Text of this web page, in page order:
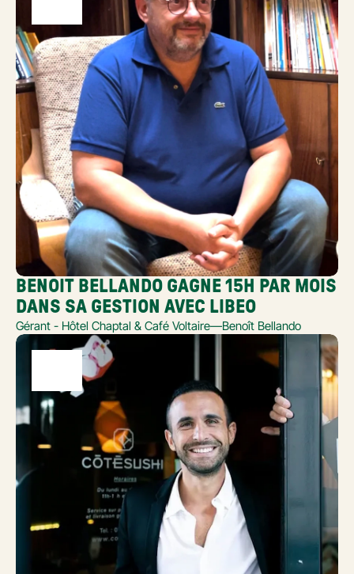
BENOIT BELLANDO GAGNE 15H PAR MOIS
DANS SA GESTION AVEC LIBEO
Gérant - Hôtel Chaptal & Café Voltaire—Benoît Bellando